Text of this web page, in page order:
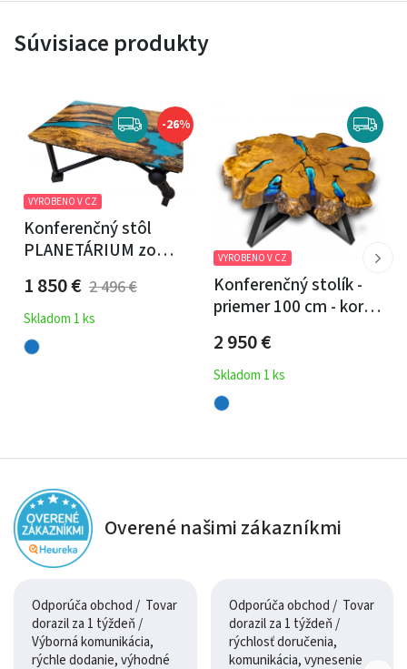
Súvisiace produkty
-26%
VYROBENO V CZ
Konferenčný stôl
PLANETÁRIUM zo
fluorescenčnej
epoxidovej živice
96x59
1 850€ 2 496€
Skladom 1 ks
VYROBENO V CZ
Konferenčný stolík -
priemer 100 cm - koreň
živica
2 950€
Skladom 1 ks
Overené našimi zákazníkmi
Odporúča obchod / Tovar
dorazil za 1 týždeň /
Výborná komunikácia,
rýchle dodanie, výhodné
Odporúča obchod / Tovar
dorazil za 1 týždeň /
rýchlosť doručenia,
komunikácia, vynesenie